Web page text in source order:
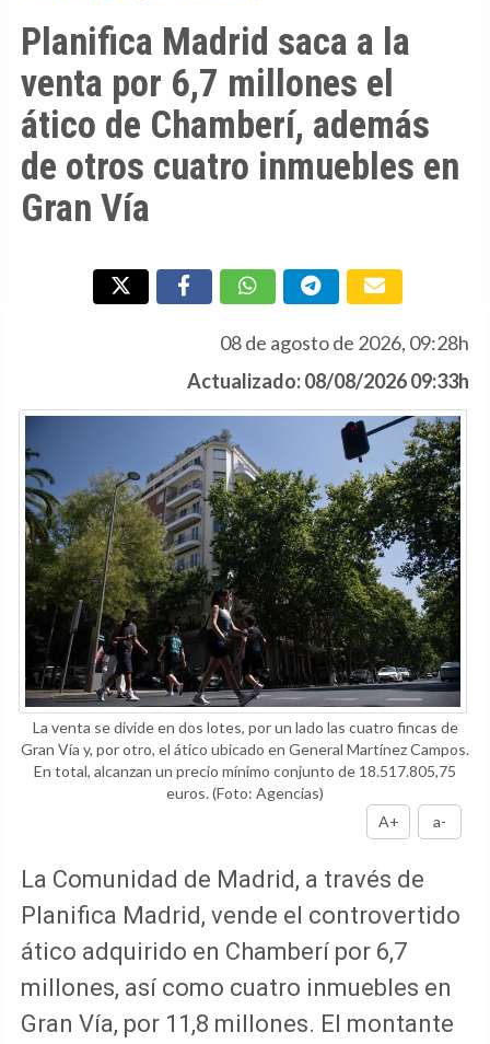
Planifica Madrid saca a la
venta por 6,7 millones el
ático de Chamberí, además
de otros cuatro inmuebles en
Gran Vía
08 de agosto de 2026, 09:28h
Actualizado: 08/08/2026 09:33h
La venta se divide en dos lotes, por un lado las cuatro fincas de
Gran Vía y, por otro, el ático ubicado en General Martínez Campos.
En total, alcanzan un precio mínimo conjunto de 18.517.805,75
euros.(Foto: Agencias)
A+
a-
La Comunidad de Madrid, a través de
Planifica Madrid, vende el controvertido
ático adquirido en Chamberí por 6,7
millones, así como cuatro inmuebles en
Gran Vía, por 11,8 millones. El montante